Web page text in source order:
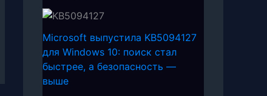
Microsoft выпустила KB5094127
для Windows 10: поиск стал
быстрее, а безопасность —
выше